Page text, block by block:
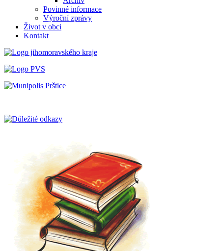
Povinné informace
Výroční zprávy
Život v obci
Kontakt